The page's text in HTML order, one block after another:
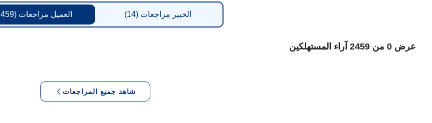
العميل مراجعات (2459) الخبير مراجعات (14)
عرض 0 من 2459 آراء المستهلكين
شاهد جميع المراجعات